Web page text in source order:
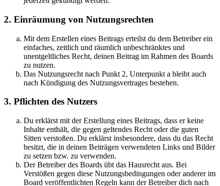
2. Einräumung von Nutzungsrechten
Mit dem Erstellen eines Beitrags erteilst du dem Betreiber ein
einfaches, zeitlich und räumlich unbeschränktes und
unentgeltliches Recht, deinen Beitrag im Rahmen des Boards
zu nutzen.
Das Nutzungsrecht nach Punkt 2, Unterpunkt a bleibt auch
nach Kündigung des Nutzungsvertrages bestehen.
3. Pflichten des Nutzers
Du erklärst mit der Erstellung eines Beitrags, dass er keine
Inhalte enthält, die gegen geltendes Recht oder die guten
Sitten verstoßen. Du erklärst insbesondere, dass du das Recht
besitzt, die in deinen Beiträgen verwendeten Links und Bilder
zu setzen bzw. zu verwenden.
Der Betreiber des Boards übt das Hausrecht aus. Bei
Verstößen gegen diese Nutzungsbedingungen oder anderer im
Board veröffentlichten Regeln kann der Betreiber dich nach